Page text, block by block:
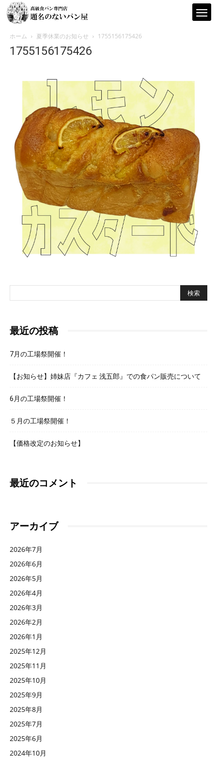
ホーム 夏季休業のお知らせ 1755156175426
1755156175426
最近の投稿
7月の工場祭開催！
【お知らせ】姉妹店『カフェ 浅五郎』での食パン販売について
6月の工場祭開催！
５月の工場祭開催！
【価格改定のお知らせ】
最近のコメント
アーカイブ
2026年7月
2026年6月
2026年5月
2026年4月
2026年3月
2026年2月
2026年1月
2025年12月
2025年11月
2025年10月
2025年9月
2025年8月
2025年7月
2025年6月
2024年10月